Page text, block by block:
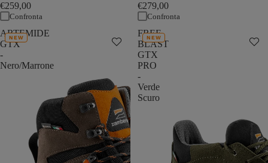
€259,00
Confronta
€279,00
Confronta
ARTEMIDE
GTX
-
Nero/Marrone
NEW
FREE
BLAST
GTX
PRO
-
Verde
Scuro
NEW